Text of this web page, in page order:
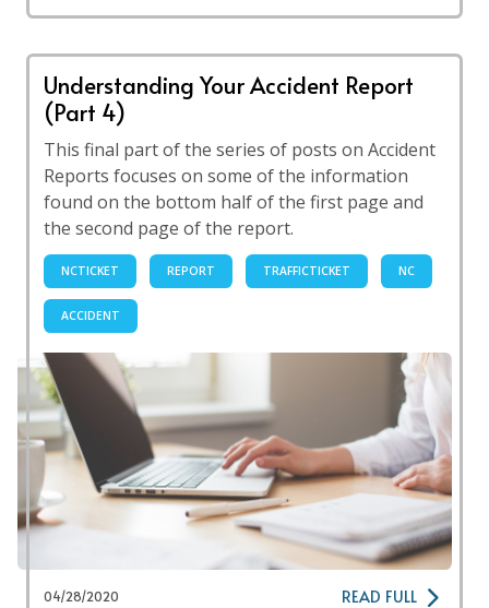
Understanding Your Accident Report
(Part 4)
This final part of the series of posts on Accident
Reports focuses on some of the information
found on the bottom half of the first page and
the second page of the report.
NCTICKET REPORT TRAFFICTICKET NC
ACCIDENT
04/28/2020 READ FULL